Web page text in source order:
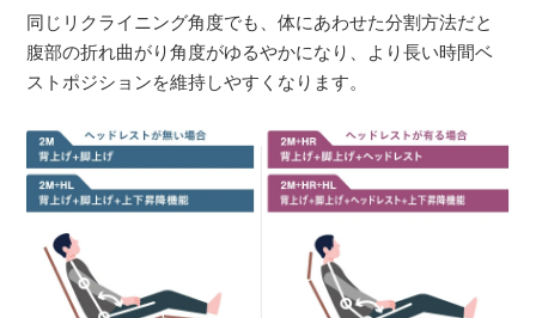
同じリクライニング角度でも、体にあわせた分割方法だと
腹部の折れ曲がり角度がゆるやかになり、より長い時間ベ
ストポジションを維持しやすくなります。